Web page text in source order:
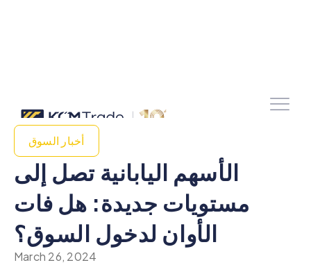
أخبار السوق
الأسهم اليابانية تصل إلى
مستويات جديدة: هل فات
الأوان لدخول السوق؟
March 26, 2024